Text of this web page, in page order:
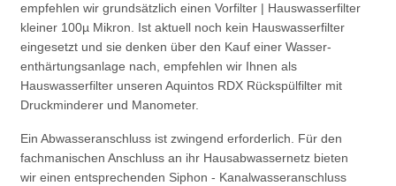
empfehlen wir grundsätzlich einen Vorfilter | Hauswasserfilter
kleiner 100µ Mikron. Ist aktuell noch kein Hauswasserfilter
eingesetzt und sie denken über den Kauf einer Wasser-
enthärtungsanlage nach, empfehlen wir Ihnen als
Hauswasserfilter unseren Aquintos RDX Rückspülfilter mit
Druckminderer und Manometer.
Ein Abwasseranschluss ist zwingend erforderlich. Für den
fachmanischen Anschluss an ihr Hausabwassernetz bieten
wir einen entsprechenden Siphon - Kanalwasseranschluss